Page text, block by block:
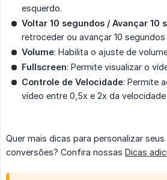
esquerdo.
Voltar 10 segundos / Avançar 10
retroceder ou avançar 10
Volume: Habilita o ajuste de
Fullscreen: Permite visualizar o
Controle de Velocidade: Permite
vídeo entre 0,5x e 2x da velocidade
Quer mais dicas para personalizar
conversões? Confira nossas Dicas